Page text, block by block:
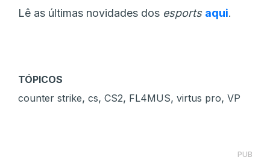
Lê as últimas novidades dos esports aqui.
TÓPICOS
counter strike, cs, CS2, FL4MUS, virtus pro, VP
PUB